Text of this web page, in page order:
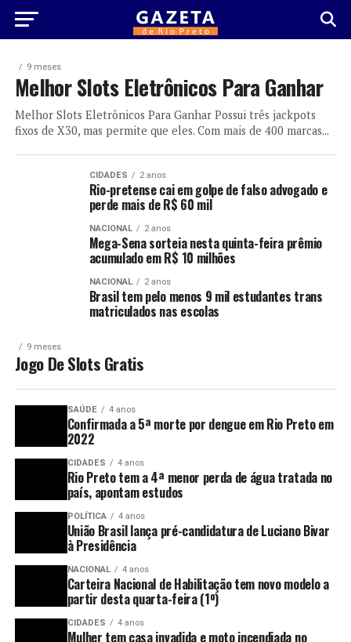
9 meses
Melhor Slots Eletrônicos Para Ganhar
Melhor Slots Eletrônicos Para Ganhar Possui três jackpots
fixos de X30, mas permite que eles. Com mais de 400 marcas...
CIDADES 2 anos
Rio-pretense cai em golpe de falso advogado e
perde mais de R$ 60 mil
NACIONAL 2 anos
Mega-Sena sorteia nesta quinta-feira prêmio
acumulado em R$ 10 milhões
NACIONAL 2 anos
Brasil tem pelo menos 9 mil estudantes trans
matriculados nas escolas
9 meses
Jogo De Slots Gratis
SAÚDE 4 anos
Confirmada a 5ª morte por dengue em Rio Preto em
2022
CIDADES 4 anos
Rio Preto tem a 4ª menor perda de água tratada no
país, apontam estudos
POLÍTICA 4 anos
União Brasil lança pré-candidatura de Luciano Bivar
à Presidência
NACIONAL 4 anos
Carteira Nacional de Habilitação tem novo modelo a
partir desta quarta-feira (1º)
CIDADES 4 anos
Mulher tem casa invadida e moto incendiada no